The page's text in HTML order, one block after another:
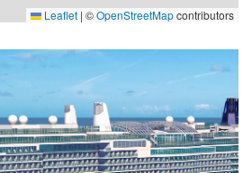
Leaflet | ©OpenStreetMapcontributors